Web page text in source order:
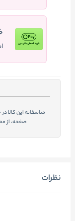
متاسفانه این کالا
صفحه، از
نظرات